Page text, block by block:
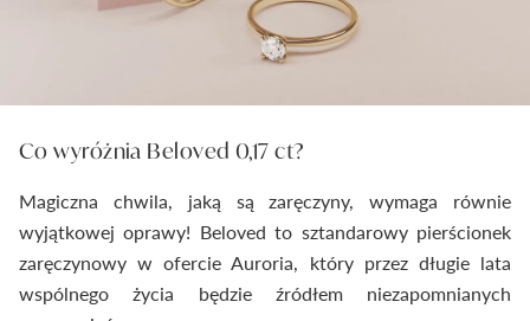
Co wyróżnia Beloved 0,17 ct?
Magiczna chwila, jaką są zaręczyny, wymaga równie
wyjątkowej oprawy! Beloved to sztandarowy pierścionek
zaręczynowy w ofercie Auroria, który przez długie lata
wspólnego życia będzie źródłem niezapomnianych